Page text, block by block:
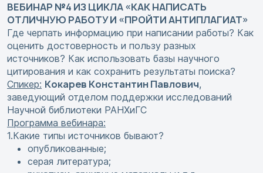
ВЕБИНАР №4 ИЗ ЦИКЛА «КАК НАПИСАТЬ
ОТЛИЧНУЮ РАБОТУ И «ПРОЙТИ АНТИПЛАГИАТ»
Где черпать информацию при написании работы? Как
оценить достоверность и пользу разных
источников? Как использовать базы научного
цитирования и как сохранить результаты поиска?
Спикер: Кокарев Константин Павлович,
заведующий отделом поддержки исследований
Научной библиотеки РАНХиГС
Программа вебинара:
1.Какие типы источников бывают?
опубликованные;
серая литература;